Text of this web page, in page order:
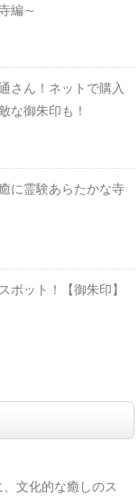
編～
さん！ネットで購入
な御朱印も！
に霊験あらたかな寺
ット！【御朱印】
文化的な癒しのス